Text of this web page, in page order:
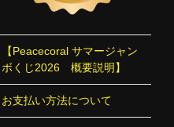
【Peacecoral サマージャン
ボくじ2026 概要説明】
お支払い方法について